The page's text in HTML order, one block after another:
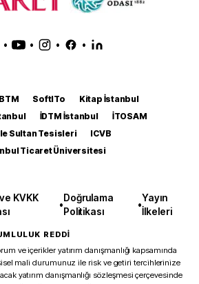
• • • •
BTM SoftITo
Kitap İstanbul
İDTM İstanbul
İTOSAM
Sultan Tesisleri
ICVB
Ticaret Üniversitesi
KVKK
•
Doğrulama
Politikası
•
Yayın
İlkeleri
REDDİ
ve içerikler yatırım danışmanlığı kapsamında
mali durumunuz ile risk ve getiri tercihlerinize
yatırım danışmanlığı sözleşmesi çerçevesinde